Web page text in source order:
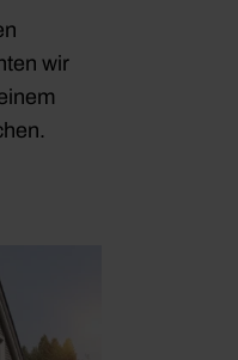
wir